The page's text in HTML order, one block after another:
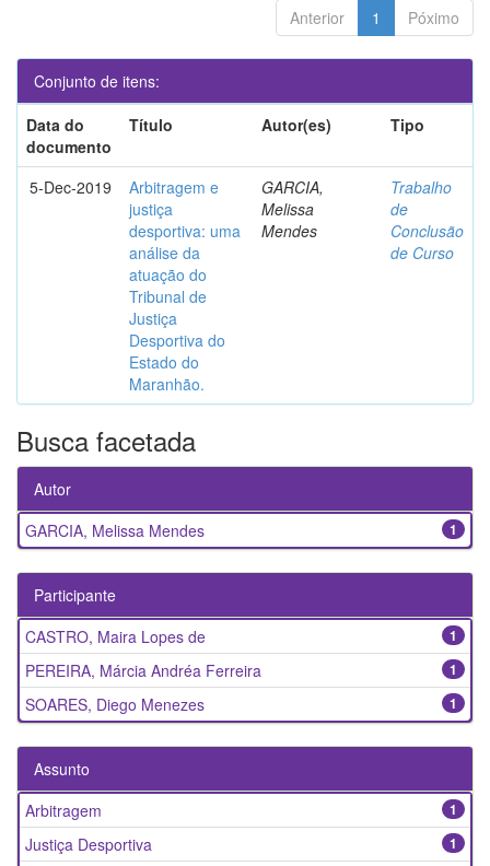
Anterior 1 Póximo
Conjunto de itens:
Data do
documento
Título Autor(es) Tipo
5-Dec-2019
Arbitragem e
justiça
desportiva: uma
análise da
atuação do
Tribunal de
Justiça
Desportiva do
Estado do
Maranhão.
GARCIA,
Melissa
Mendes
Trabalho
de
Conclusão
de Curso
Busca facetada
Autor
1
GARCIA, Melissa Mendes
Participante
1
CASTRO, Maira Lopes de
1
PEREIRA, Márcia Andréa Ferreira
1
SOARES, Diego Menezes
Assunto
1
Arbitragem
1
Justiça Desportiva